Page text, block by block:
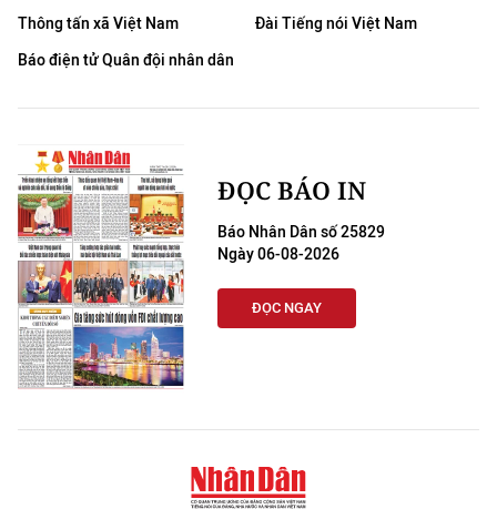
Thông tấn xã Việt Nam
Đài Tiếng nói Việt Nam
Báo điện tử Quân đội nhân dân
ĐỌC BÁO IN
Báo Nhân Dân số 25829
Ngày 06-08-2026
ĐỌC NGAY